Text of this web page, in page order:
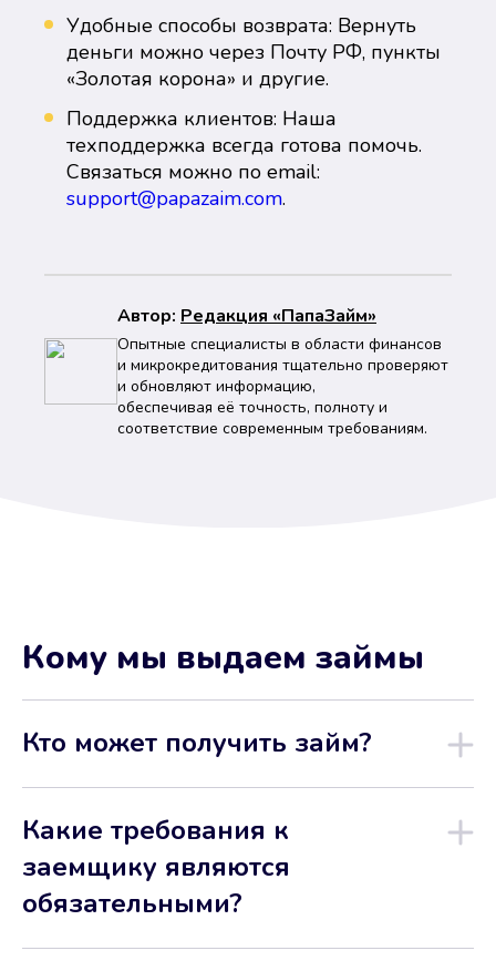
Удобные способы возврата: Вернуть
деньги можно через Почту РФ, пункты
«Золотая корона» и другие.
Поддержка клиентов: Наша
техподдержка всегда готова помочь.
Связаться можно по email:
support@papazaim.com.
Автор: Peдaкция «ПапаЗайм»
Опытные специалисты в области финансов
и микрокредитования тщательно проверяют
и обновляют информацию,
обеспечивая её точность, полноту и
соответствие современным требованиям.
Кому мы выдаем займы
Кто может получить займ?
Какие требования к
заемщику являются
обязательными?